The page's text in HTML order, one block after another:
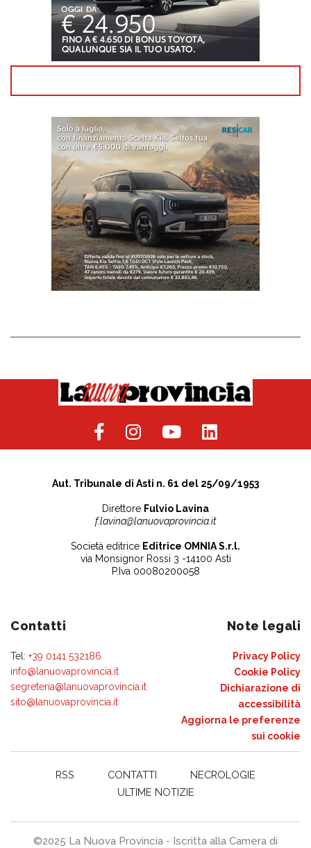
Aut. Tribunale di Asti n. 61 del 25/09/1953
Direttore Fulvio Lavina
f.lavina@lanuovaprovincia.it
Società editrice Editrice OMNIA S.r.l.
via Monsignor Rossi 3 -14100 Asti
P.Iva 00080200058
Contatti
Tel: +39 0141 532186
info@lanuovaprovincia.it
segreteria@lanuovaprovincia.it
sito@lanuovaprovincia.it
Note legali
Privacy Policy
Cookie Policy
Dichiarazione di
accessibilità
Aggiorna le preferenze
sui cookie
RSS CONTATTI
NECROLOGIE
ULTIME NOTIZIE
©2025 La Nuova Provincia - Iscritta alla Camera di